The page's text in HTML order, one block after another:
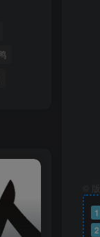
1
2